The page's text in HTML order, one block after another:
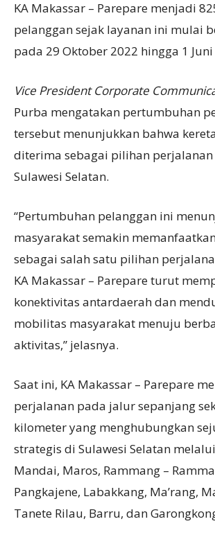
KA Makassar – Parepare menjadi
pelanggan sejak layanan ini mulai
pada 29 Oktober 2022 hingga 1 Juni
Vice President Corporate
Purba mengatakan pertumbuhan
tersebut menunjukkan bahwa
diterima sebagai pilihan
Sulawesi Selatan.
“Pertumbuhan pelanggan ini
masyarakat semakin
sebagai salah satu pilihan
KA Makassar – Parepare turut
konektivitas antardaerah dan
mobilitas masyarakat menuju
aktivitas,” jelasnya.
Saat ini, KA Makassar – Parepare
perjalanan pada jalur sepanjang
kilometer yang menghubungkan
strategis di Sulawesi Selatan
Mandai, Maros, Rammang –
Pangkajene, Labakkang, Ma’rang,
Tanete Rilau, Barru, dan